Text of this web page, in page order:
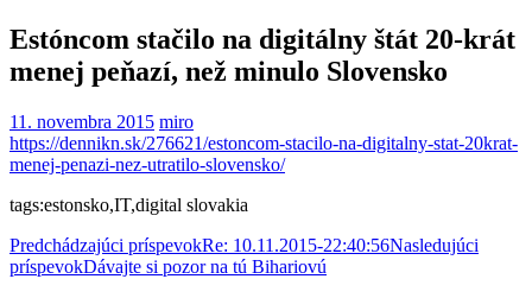
Estóncom stačilo na digitálny štát 20-krát
menej peňazí, než minulo Slovensko
11. novembra 2015 miro
https://dennikn.sk/276621/estoncom-stacilo-na-digitalny-stat-20krat-
menej-penazi-nez-utratilo-slovensko/
tags:estonsko,IT,digital slovakia
Navigácia
článkami
Predchádzajúci príspevokRe: 10.11.2015-22:40:56Nasledujúci
príspevokDávajte si pozor na tú Bihariovú